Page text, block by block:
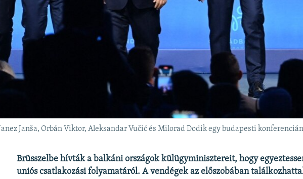
Janša, Orbán Viktor, Aleksandar Vučić és Milorad Dodik egy budapesti
Brüsszelbe hívták a balkáni országok külügyminisztereit, hogy
uniós csatlakozási folyamatáról. A vendégek az előszobában